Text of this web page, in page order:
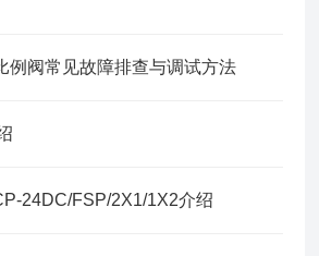
例阀常见故障排查与调试方法
24DC/FSP/2X1/1X2介绍